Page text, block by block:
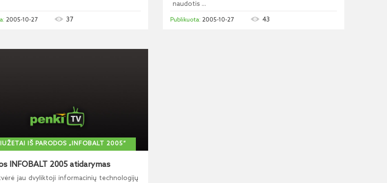
2005-10-27 37
naudotis ...
2005-10-27 43
IŠ PARODOS „INFOBALT 2005“
INFOBALT 2005 atidarymas
jau dvyliktoji informacinių technologijų